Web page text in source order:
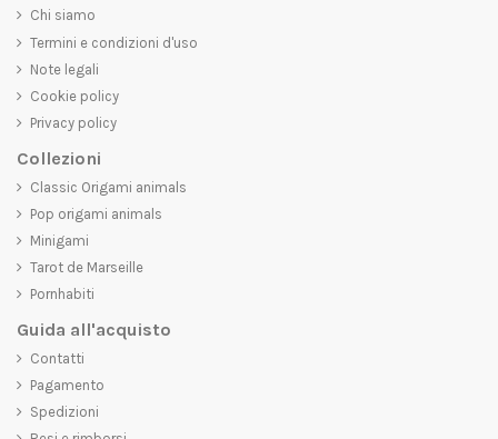
Chi siamo
Termini e condizioni d'uso
Note legali
Cookie policy
Privacy policy
Collezioni
Classic Origami animals
Pop origami animals
Minigami
Tarot de Marseille
Pornhabiti
Guida all'acquisto
Contatti
Pagamento
Spedizioni